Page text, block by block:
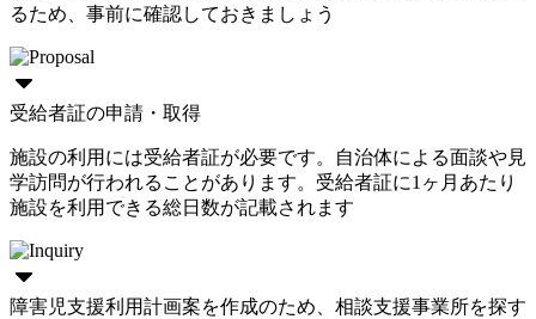
るため、事前に確認しておきましょう
受給者証の申請・取得
施設の利用には受給者証が必要です。自治体による面談や見
学訪問が行われることがあります。受給者証に1ヶ月あたり
施設を利用できる総日数が記載されます
障害児支援利用計画案を作成のため、相談支援事業所を探す